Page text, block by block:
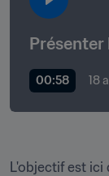
Présenter
00:58 18
L'objectif est